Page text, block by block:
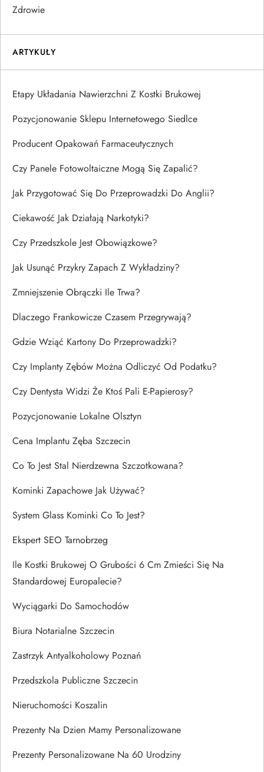
Zdrowie
ARTYKUŁY
Etapy Układania Nawierzchni Z Kostki Brukowej
Pozycjonowanie Sklepu Internetowego Siedlce
Producent Opakowań Farmaceutycznych
Czy Panele Fotowoltaiczne Mogą Się Zapalić?
Jak Przygotować Się Do Przeprowadzki Do Anglii?
Ciekawość Jak Działają Narkotyki?
Czy Przedszkole Jest Obowiązkowe?
Jak Usunąć Przykry Zapach Z Wykładziny?
Zmniejszenie Obrączki Ile Trwa?
Dlaczego Frankowicze Czasem Przegrywają?
Gdzie Wziąć Kartony Do Przeprowadzki?
Czy Implanty Zębów Można Odliczyć Od Podatku?
Czy Dentysta Widzi Że Ktoś Pali E-Papierosy?
Pozycjonowanie Lokalne Olsztyn
Cena Implantu Zęba Szczecin
Co To Jest Stal Nierdzewna Szczotkowana?
Kominki Zapachowe Jak Używać?
System Glass Kominki Co To Jest?
Ekspert SEO Tarnobrzeg
Ile Kostki Brukowej O Grubości 6 Cm Zmieści Się Na
Standardowej Europalecie?
Wyciągarki Do Samochodów
Biura Notarialne Szczecin
Zastrzyk Antyalkoholowy Poznań
Przedszkola Publiczne Szczecin
Nieruchomości Koszalin
Prezenty Na Dzien Mamy Personalizowane
Prezenty Personalizowane Na 60 Urodziny